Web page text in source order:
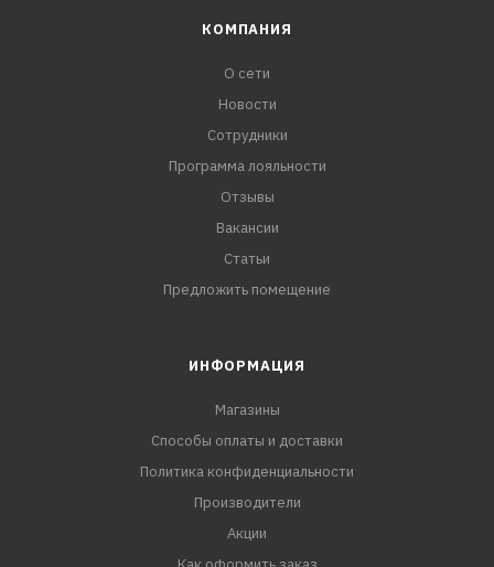
КОМПАНИЯ
О сети
Новости
Сотрудники
Программа лояльности
Отзывы
Вакансии
Статьи
Предложить помещение
ИНФОРМАЦИЯ
Магазины
Способы оплаты и доставки
Политика конфиденциальности
Производители
Акции